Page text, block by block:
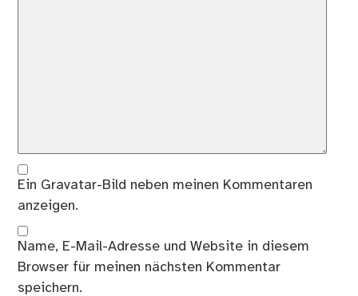
Ein Gravatar-Bild neben meinen Kommentaren
anzeigen.
Name, E-Mail-Adresse und Website in diesem
Browser für meinen nächsten Kommentar
speichern.